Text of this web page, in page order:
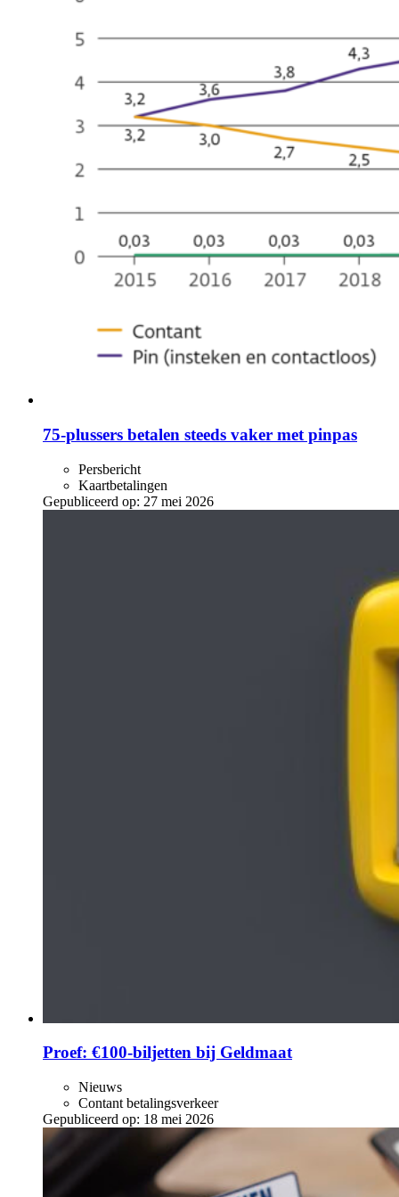
75-plussers betalen steeds vaker met pinpas
Persbericht
Kaartbetalingen
Gepubliceerd op: 27 mei 2026
Proef: €100-biljetten bij Geldmaat
Nieuws
Contant betalingsverkeer
Gepubliceerd op: 18 mei 2026